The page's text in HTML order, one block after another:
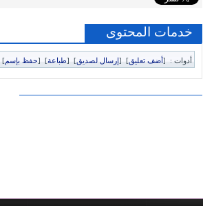
خدمات المحتوى
أدوات : [أضف تعليق]
[إرسال لصديق]
[طباعة]
[حفظ بإسم]